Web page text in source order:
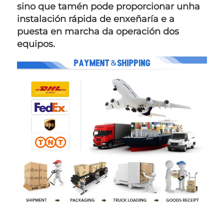
sino que tamén pode proporcionar unha
instalación rápida de enxeñaría e a
puesta en marcha da operación dos
equipos.